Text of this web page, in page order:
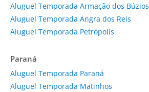
Aluguel Temporada Armação dos Búzios
Aluguel Temporada Angra dos Reis
Aluguel Temporada Petrópolis
Paraná
Aluguel Temporada Paraná
Aluguel Temporada Matinhos